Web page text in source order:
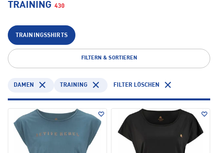
TRAINING 430
TRAININGSSHIRTS
FILTERN & SORTIEREN
DAMEN TRAINING FILTER LÖSCHEN